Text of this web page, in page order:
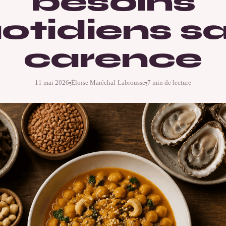
carence
11 mai 2026·Éloïse Maréchal-Labrousse·7 min de lecture